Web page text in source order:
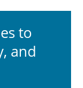
to
and